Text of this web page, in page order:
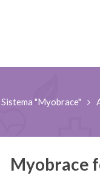
Sistema "Myobrace"
Myobrace